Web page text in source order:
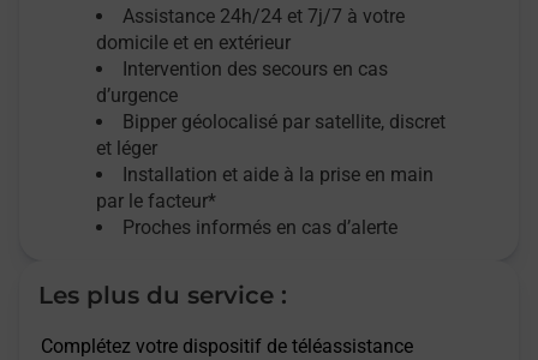
Assistance 24h/24 et 7j/7 à votre
domicile et en extérieur
Intervention des secours en cas
d’urgence
Bipper géolocalisé par satellite, discret
et léger
Installation et aide à la prise en main
par le facteur*
Proches informés en cas d’alerte
Les plus du service :
Complétez votre dispositif de téléassistance